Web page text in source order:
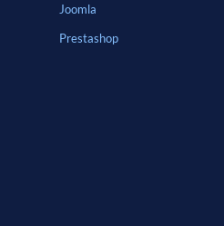
Joomla
Prestashop